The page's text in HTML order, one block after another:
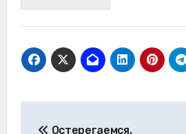
Остерегаемся.